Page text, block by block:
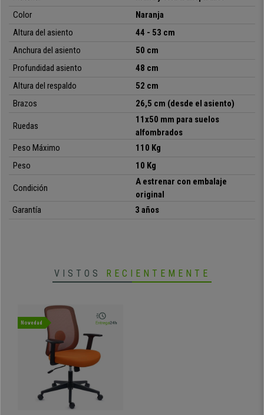
servicio más completos del mercado.
• Respaldo en malla con soporte lumbar
• Mecanismo sincronizado de reclinación
•Tapizado en malla/ tela resistente y fácil limpieza
•Disponible para envío gratis en 24/48 horas
• Pistón gas clase 4: más resistente y duradero
Color
Naranja
Altura del asiento
44 - 53 cm
Anchura del asiento
50 cm
Profundidad asiento
48 cm
Altura del respaldo
52 cm
Brazos
26,5 cm (desde el asiento)
Ruedas
11x50 mm para suelos
alfombrados
Peso Máximo
110 Kg
Peso
10 Kg
Condición
A estrenar con embalaje
original
Garantía
3 años
VISTOS RECIENTEMENTE
Novedad